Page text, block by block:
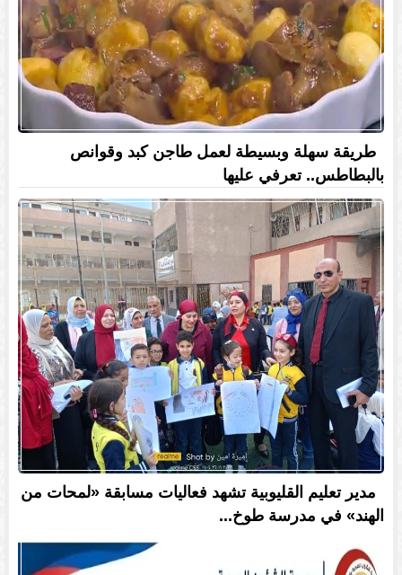
طريقة سهلة وبسيطة لعمل طاجن كبد وقوانص
بالبطاطس.. تعرفي عليها
مدير تعليم القليوبية تشهد فعاليات مسابقة «لمحات من
الهند» في مدرسة طوخ...